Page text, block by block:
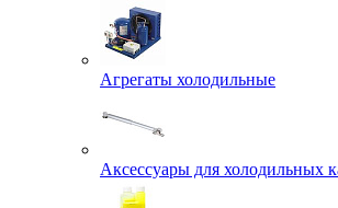
Агрегаты холодильные
Аксессуары для холодильных